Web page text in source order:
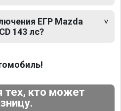
ЕГР Mazda
143 лс?
кто может